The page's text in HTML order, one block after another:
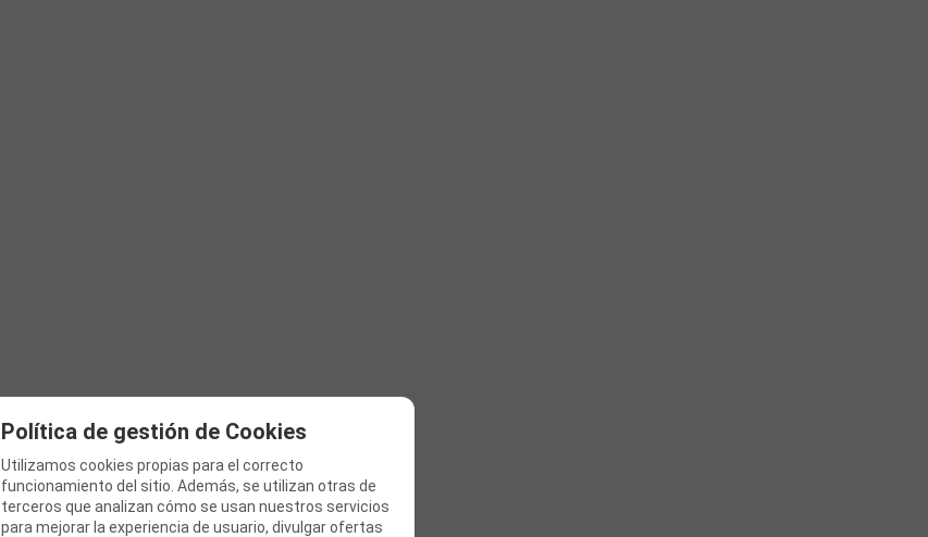
Política de gestión de Cookies
Utilizamos cookies propias para el correcto
funcionamiento del sitio. Además, se utilizan otras de
terceros que analizan cómo se usan nuestros servicios
para mejorar la experiencia de usuario, divulgar ofertas